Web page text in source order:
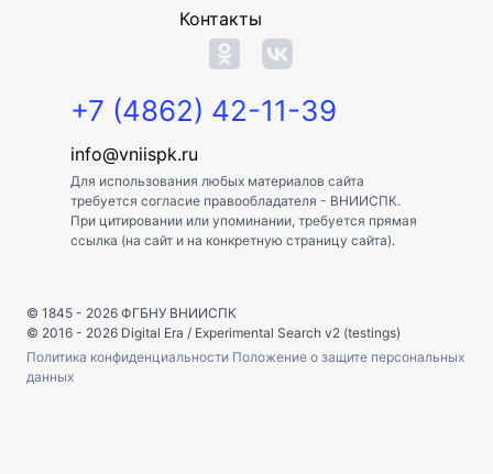
Контакты
+7 (4862) 42-11-39
info@vniispk.ru
Для использования любых материалов сайта
требуется согласие правообладателя - ВНИИСПК.
При цитировании или упоминании, требуется прямая
ссылка (на сайт и на конкретную страницу сайта).
© 1845 - 2026 ФГБНУ ВНИИСПК
© 2016 - 2026 Digital Era / Experimental Search v2 (testings)
Политика конфиденциальности Положение о защите персональных
данных